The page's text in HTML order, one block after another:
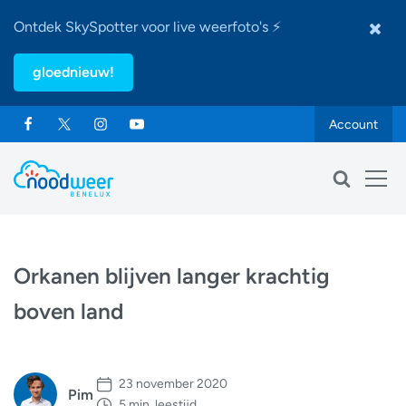
Ontdek SkySpotter voor live weerfoto's ⚡
gloednieuw!
Account
Orkanen blijven langer krachtig
boven land
Pim
23 november 2020